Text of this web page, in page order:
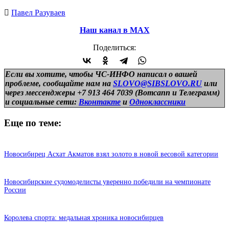
Павел Разуваев
Наш канал в МАХ
Поделиться:
Если вы хотите, чтобы ЧС-ИНФО написал о вашей
проблеме, сообщайте нам на SLOVO@SIBSLOVO.RU или
через мессенджеры +7 913 464 7039 (Вотсапп и Телеграмм)
и социальные сети: Вконтакте и Одноклассники
Еще по теме:
Новосибирец Асхат Акматов взял золото в новой весовой категории
Новосибирские судомоделисты уверенно победили на чемпионате
России
Королева спорта: медальная хроника новосибирцев